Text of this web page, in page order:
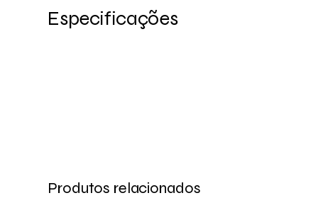
Especificações
Produtos relacionados